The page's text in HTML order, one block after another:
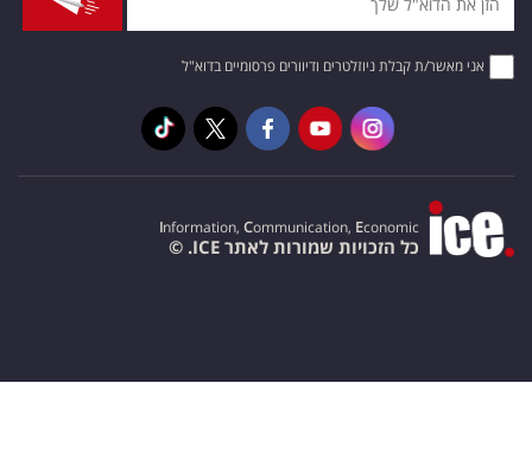
אני מאשר/ת קבלת ניוזלטרים ודיוורים פרסומיים בדוא"ל
Information, Communication, Economic
כל הזכויות שמורות לאתר ICE. ©